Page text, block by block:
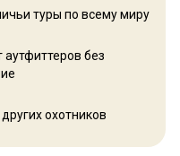
туры по всему миру
без
охотников